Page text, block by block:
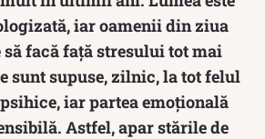
iar oamenii din ziua
să facă față stresului tot mai
sunt supuse, zilnic, la tot felul
iar partea emoțională
Astfel, apar stările de